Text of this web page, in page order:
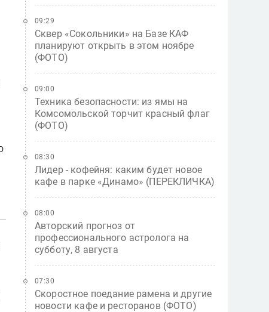
Сквер «Сокольники» на Базе КАФ
планируют открыть в этом ноябре
(ФОТО)
09:29
Техника безопасности: из ямы на
Комсомольской торчит красный флаг
(ФОТО)
09:00
Лидер - кофейня: каким будет новое
кафе в парке «Динамо» (ПЕРЕКЛИЧКА)
08:30
Авторский прогноз от
профессионального астролога на
субботу, 8 августа
08:00
Скоростное поедание рамена и другие
новости кафе и ресторанов (ФОТО)
07:30